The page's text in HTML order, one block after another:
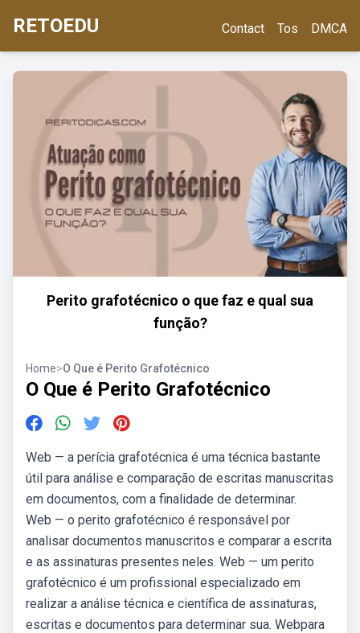
RETOEDU Contact Tos DMCA
Perito grafotécnico o que faz e qual sua
função?
Home>O Que é Perito Grafotécnico
O Que é Perito Grafotécnico
Web — a perícia grafotécnica é uma técnica bastante
útil para análise e comparação de escritas manuscritas
em documentos, com a finalidade de determinar.
Web — o perito grafotécnico é responsável por
analisar documentos manuscritos e comparar a escrita
e as assinaturas presentes neles. Web — um perito
grafotécnico é um profissional especializado em
realizar a análise técnica e científica de assinaturas,
escritas e documentos para determinar sua. Webpara